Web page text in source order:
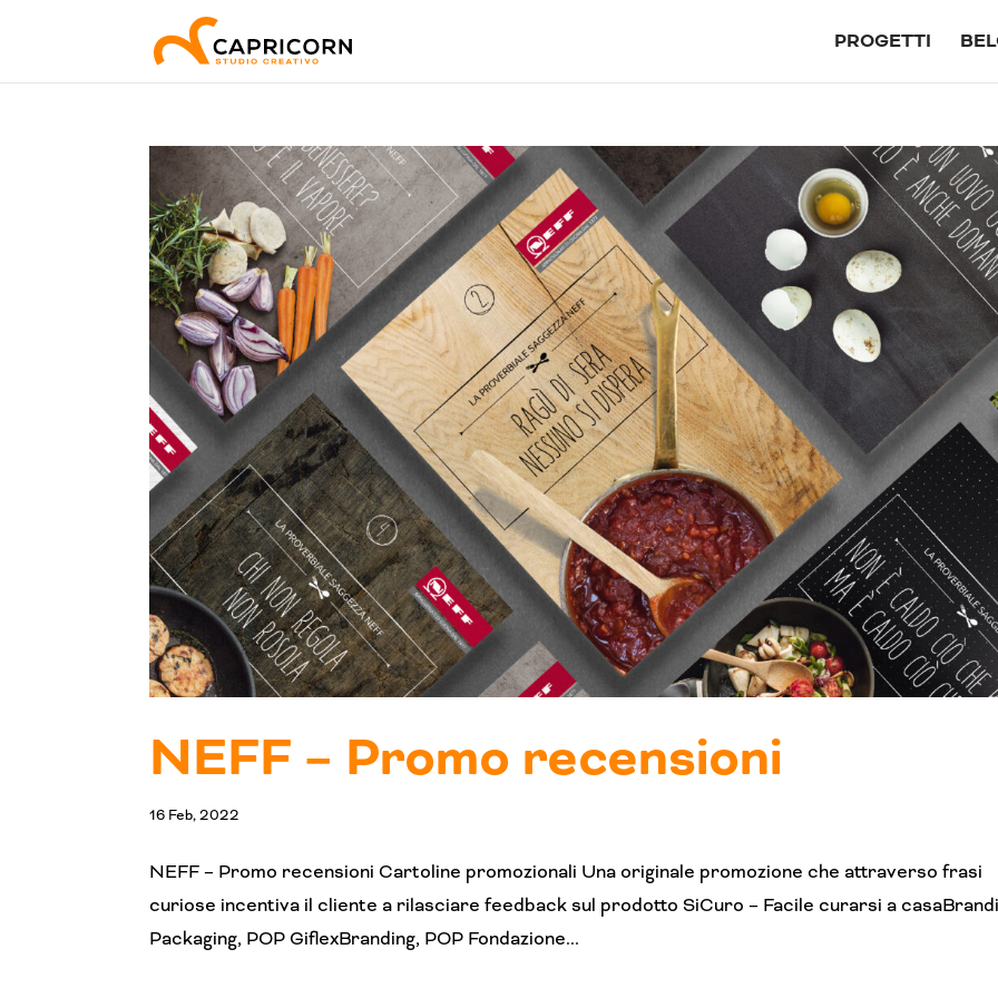
PROGETTI
NEFF – Promo recensioni
16 Feb, 2022
NEFF – Promo recensioni Cartoline promozionali Una originale promozione che attraverso frasi
curiose incentiva il cliente a rilasciare feedback sul prodotto SiCuro – Facile curarsi a
Packaging, POP GiflexBranding, POP Fondazione...